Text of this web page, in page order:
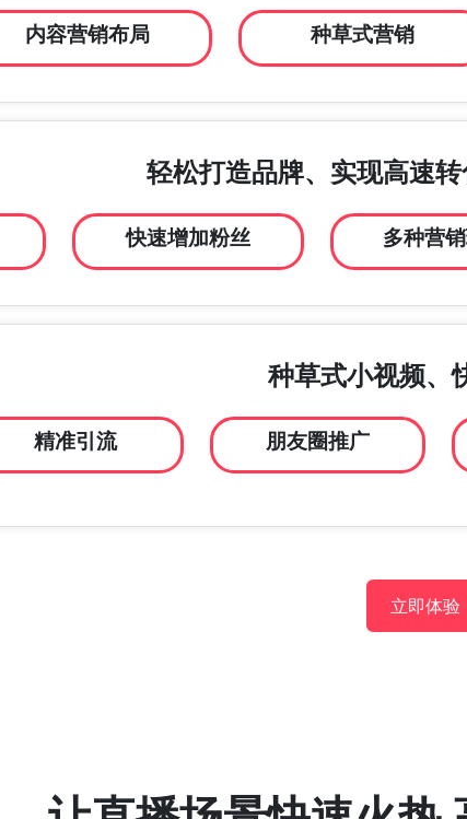
内容营销布局 种草式营销
轻松打造品牌、实现高速
快速增加粉丝 多种营
种草式小视频、
精准引流 朋友圈推广
立即体验